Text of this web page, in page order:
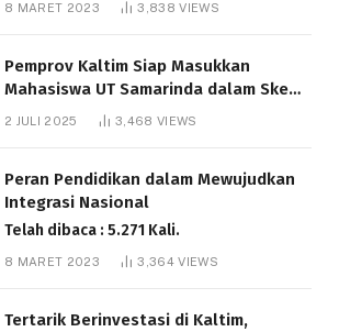
8 MARET 2023 3,838VIEWS
Pemprov Kaltim Siap Masukkan
Mahasiswa UT Samarinda dalam Skema
Bantuan Pendidikan Gratispol
2 JULI 2025 3,468 VIEWS
Peran Pendidikan dalam Mewujudkan
Integrasi Nasional
Telah dibaca : 5.271 Kali.
8 MARET 2023 3,364VIEWS
Tertarik Berinvestasi di Kaltim,